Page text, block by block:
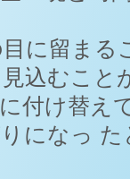
に留ま
込むこと
付け替え
になっ